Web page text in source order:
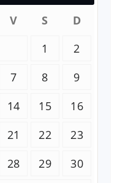
V S
D
1
2
7 8
9
14 15
16
21 22
23
28 29
30